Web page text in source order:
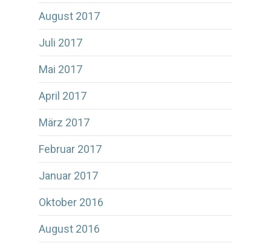
August 2017
Juli 2017
Mai 2017
April 2017
März 2017
Februar 2017
Januar 2017
Oktober 2016
August 2016